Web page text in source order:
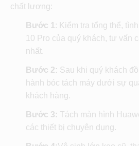
chất lượng:
Bước 1 : Kiểm tra tổng thể,
10 Pro của quý khách, tư vấn
nhất.
Bước 2: Sau khi quý khách
hành bóc tách máy dưới sự
khách hàng.
Bước 3: Tách màn hình
các thiết bị chuyên dụng.